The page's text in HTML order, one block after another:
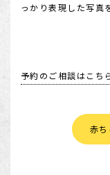
っかり表現した写真
予約のご相談はこち
赤